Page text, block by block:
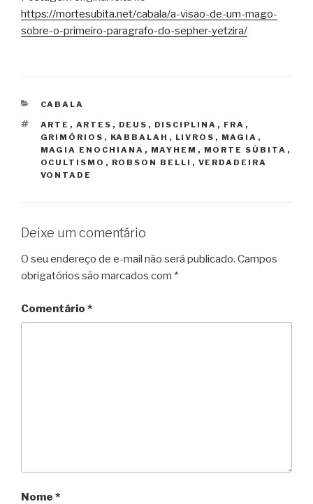
https://mortesubita.net/cabala/a-visao-de-um-mago-
sobre-o-primeiro-paragrafo-do-sepher-yetzira/
CATEGORIAS
CABALA
TAGS
ARTE , ARTES , DEUS , DISCIPLINA , FRA ,
GRIMÓRIOS , KABBALAH , LIVROS , MAGIA ,
MAGIA ENOCHIANA , MAYHEM , MORTE SÚBITA ,
OCULTISMO , ROBSON BELLI , VERDADEIRA
VONTADE
Deixe um comentário
O seu endereço de e-mail não será publicado. Campos
obrigatórios são marcados com *
Comentário *
Nome *